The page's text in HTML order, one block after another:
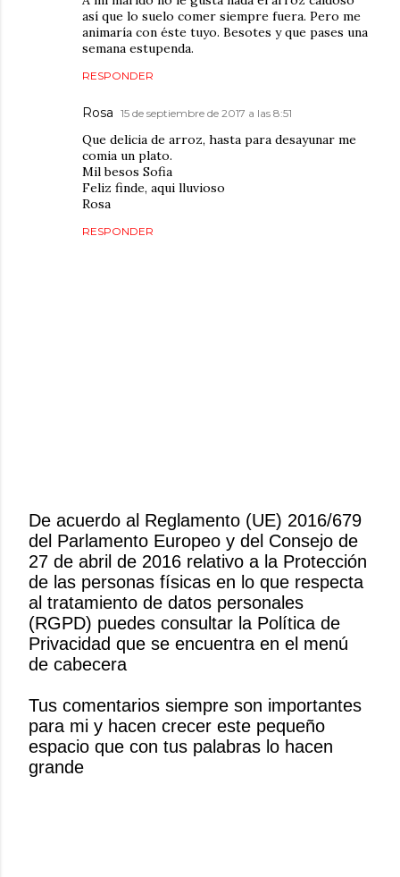
así que lo suelo comer siempre fuera. Pero me
animaría con éste tuyo. Besotes y que pases una
semana estupenda.
RESPONDER
Rosa 15 de septiembre de 2017 a las 8:51
Que delicia de arroz, hasta para desayunar me
comia un plato.
Mil besos Sofia
Feliz finde, aqui lluvioso
Rosa
RESPONDER
P
u
b
l
i
c
a
u
n
c
o
De acuerdo al Reglamento (UE) 2016/679
del Parlamento Europeo y del Consejo de
27 de abril de 2016 relativo a la Protección
de las personas físicas en lo que respecta
al tratamiento de datos personales
(RGPD) puedes consultar la Política de
Privacidad que se encuentra en el menú
de cabecera
Tus comentarios siempre son importantes
para mi y hacen crecer este pequeño
espacio que con tus palabras lo hacen
grande